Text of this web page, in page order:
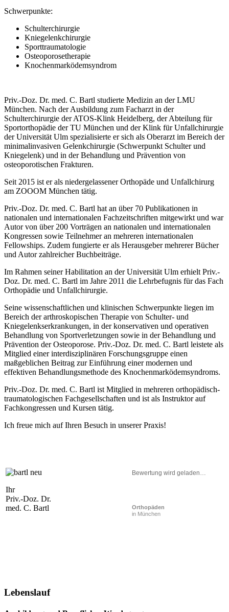
Schwerpunkte:
Schulterchirurgie
Kniegelenkchirurgie
Sporttraumatologie
Osteoporosetherapie
Knochenmarködemsyndrom
Priv.-Doz. Dr. med. C. Bartl studierte Medizin an der LMU
München. Nach der Ausbildung zum Facharzt in der
Schulterchirurgie der ATOS-Klink Heidelberg, der Abteilung für
Sportorthopädie der TU München und der Klink für Unfallchirurgie
der Universität Ulm spezialisierte er sich als Oberarzt im Bereich der
minimalinvasiven Gelenkchirurgie (Schwerpunkt Schulter und
Kniegelenk) und in der Behandlung und Prävention von
osteoporotischen Frakturen.
Seit 2015 ist er als niedergelassener Orthopäde und Unfallchirurg
am ZOOOM München tätig.
Priv.-Doz. Dr. med. C. Bartl hat an über 70 Publikationen in
nationalen und internationalen Fachzeitschriften mitgewirkt und war
Autor von über 200 Vorträgen an nationalen und internationalen
Kongressen sowie Teilnehmer an mehreren internationalen
Fellowships. Zudem fungierte er als Herausgeber mehrerer Bücher
und Autor zahlreicher Buchbeiträge.
Im Rahmen seiner Habilitation an der Universität Ulm erhielt Priv.-
Doz. Dr. med. C. Bartl im Jahre 2011 die Lehrbefugnis für das Fach
Orthopädie und Unfallchirurgie.
Seine wissenschaftlichen und klinischen Schwerpunkte liegen im
Bereich der arthroskopischen Therapie von Schulter- und
Kniegelenkserkrankungen, in der konservativen und operativen
Behandlung von Sportverletzungen sowie in der Behandlung und
Prävention der Osteoporose. Priv.-Doz. Dr. med. C. Bartl leistete als
Mitglied einer interdisziplinären Forschungsgruppe einen
maßgeblichen Beitrag zur Einführung einer modernen und
effektiven Behandlungsmethode des Knochenmarködemsyndroms.
Priv.-Doz. Dr. med. C. Bartl ist Mitglied in mehreren orthopädisch-
traumatologischen Fachgesellschaften und ist als Instruktor auf
Fachkongressen und Kursen tätig.
Ich freue mich auf Ihren Besuch in unserer Praxis!
Ihr
Priv.-Doz. Dr.
med. C. Bartl
Bewertung wird geladen…
Orthopäden
in München
Lebenslauf